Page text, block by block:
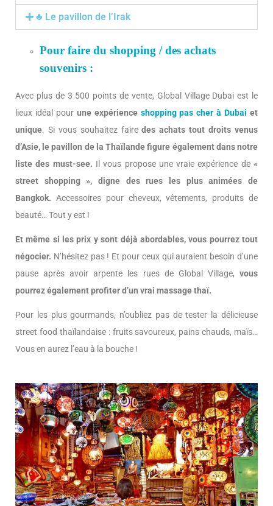
♣ Le pavillon de l’Irak
Pour faire du shopping / des achats
souvenirs :
Avec plus de 3 500 points de vente, Global Village Dubai est le
lieux idéal pour une expérience shopping pas cher à Dubai et
unique. Si vous souhaitez fairedes achats tout droits venus
d’Asie, le pavillon de la Thaïlande figure également dans notre
liste des must-see. Il vous propose une vraie expérience de«
street shopping », digne des rues les plus animées de
Bangkok. Accessoires pour cheveux, vêtements, produits de
beauté… Tout y est !
Et même si les prix y sont déjà abordables, vous pourrez tout
négocier. N’hésitez pas ! Et pour ceux qui auraient besoin d’une
pause après avoir arpente les rues de Global Village, vous
pourrez également profiter d’un vrai massage thaï.
Pour les plus gourmands, n’oubliez pas de tester la délicieuse
street food thaïlandaise : fruits savoureux, pains chauds, maïs…
Vous en aurez l’eau à la bouche !